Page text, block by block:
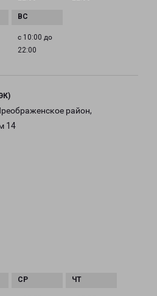
с 10:00 до
22:00
район,
14